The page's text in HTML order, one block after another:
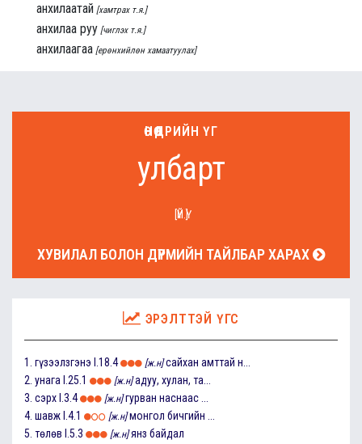
анхилаатай [хамтрах т.я.]
анхилаа руу [чиглэх т.я.]
анхилаагаа [ерөнхийлөн хамаатуулах]
ӨНӨӨДРИЙН ҮГ
улбарт
[ҮЙ.Ү]
ХУВИЛАЛ БОЛОН ДҮРМИЙН ТАЙЛБАР ХАРАХ
ЭРЭЛТТЭЙ ҮГС
1. гүзээлзгэнэ I.18.4 [ж.н] сайхан амттай н...
2. унага I.25.1 [ж.н] адуу, хулан, та...
3. сэрх I.3.4 [ж.н] гурван наснаас ...
4. шавж I.4.1 [ж.н] монгол бичгийн ...
5. төлөв I.5.3 [ж.н] янз байдал